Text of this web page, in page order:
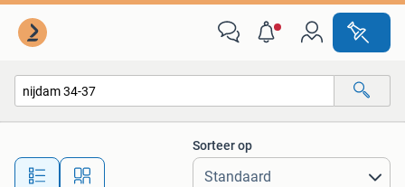
Alle afstanden…
Sorteer op